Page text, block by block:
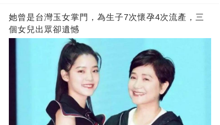
她曾是台灣玉女掌門，為生子7次懷孕4次流產，三
個女兒出眾卻遺憾